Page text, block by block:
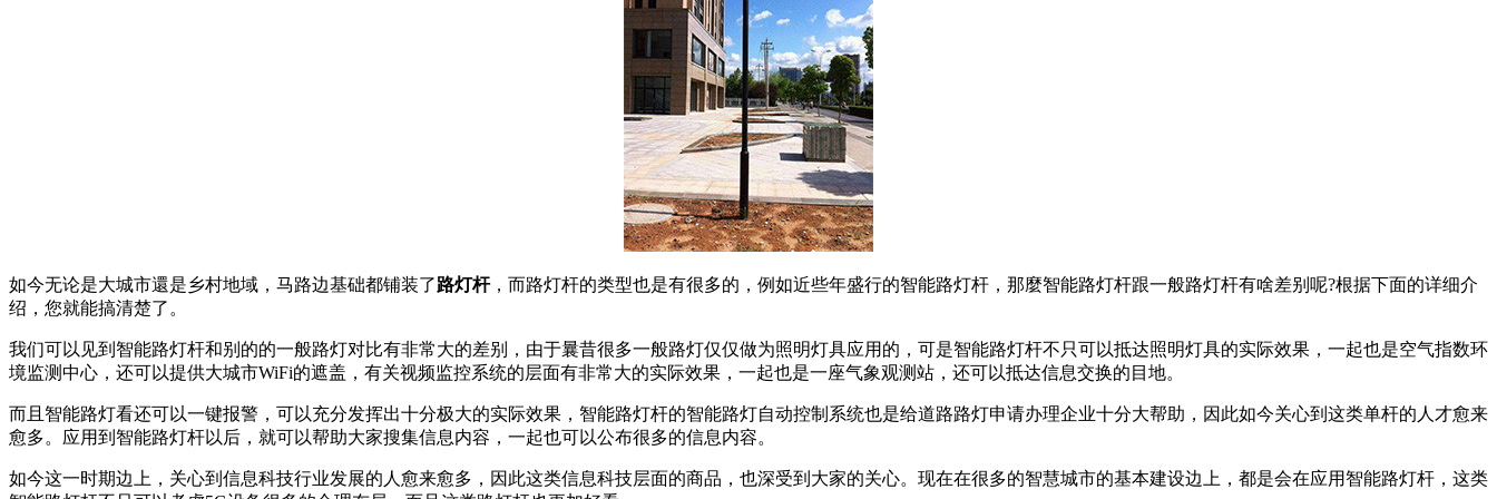
如今无论是大城市還是乡村地域，马路边基础都铺装了路灯杆，而路灯杆的类型也是有很多的，例如近些年盛行的智能路灯杆，那麼智能路灯杆跟一般路灯杆有啥差别呢?根据下面的详细介
绍，您就能搞清楚了。
我们可以见到智能路灯杆和别的的一般路灯对比有非常大的差别，由于曩昔很多一般路灯仅仅做为照明灯具应用的，可是智能路灯杆不只可以抵达照明灯具的实际效果，一起也是空气指数环
境监测中心，还可以提供大城市WiFi的遮盖，有关视频监控系统的层面有非常大的实际效果，一起也是一座气象观测站，还可以抵达信息交换的目地。
而且智能路灯看还可以一键报警，可以充分发挥出十分极大的实际效果，智能路灯杆的智能路灯自动控制系统也是给道路路灯申请办理企业十分大帮助，因此如今关心到这类单杆的人才愈来
愈多。应用到智能路灯杆以后，就可以帮助大家搜集信息内容，一起也可以公布很多的信息内容。
如今这一时期边上，关心到信息科技行业发展的人愈来愈多，因此这类信息科技层面的商品，也深受到大家的关心。现在在很多的智慧城市的基本建设边上，都是会在应用智能路灯杆，这类